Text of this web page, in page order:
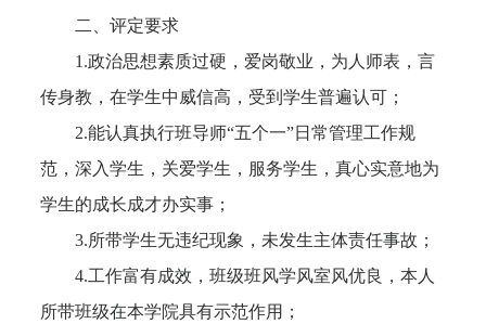
二、评定要求
1.政治思想素质过硬，爱岗敬业，为人师表，言
传身教，在学生中威信高，受到学生普遍认可；
2.能认真执行班导师“五个一”日常管理工作规
范，深入学生，关爱学生，服务学生，真心实意地为
学生的成长成才办实事；
3.所带学生无违纪现象，未发生主体责任事故；
4.工作富有成效，班级班风学风室风优良，本人
所带班级在本学院具有示范作用；